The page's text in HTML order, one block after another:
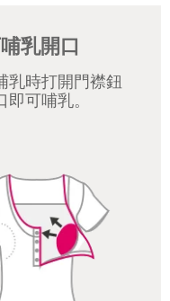
乳開口
乳時打開門襟鈕
可哺乳。